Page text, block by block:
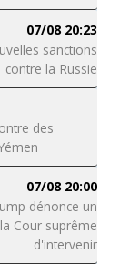
07/08 20:23
sanctions
contre la Russie
des
07/08 20:00
dénonce un
Cour suprême
d'intervenir